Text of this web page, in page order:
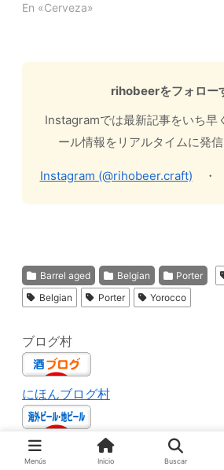
En «Cerveza»
rihobeerをフォロー
Instagramでは最新記事をいち早
ール情報をリアルタイムに発信
Instagram (@rihobeer.craft) ・
Barrel aged Belgian Porter
Belgian
Porter Yorocco
ブログ村
にほんブログ村
にほんブログ村
Menús Inicio Buscar